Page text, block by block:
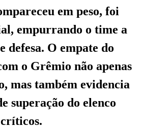
em peso, foi
empurrando o time a
defesa. O empate do
o Grêmio não apenas
mas também evidencia
superação do elenco